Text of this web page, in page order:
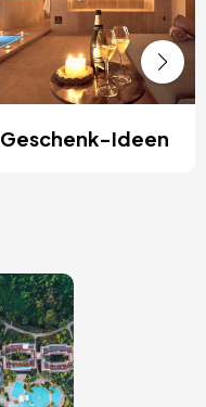
Geschenk-Ideen